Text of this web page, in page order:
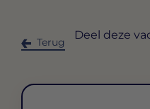
Terug
Deel deze